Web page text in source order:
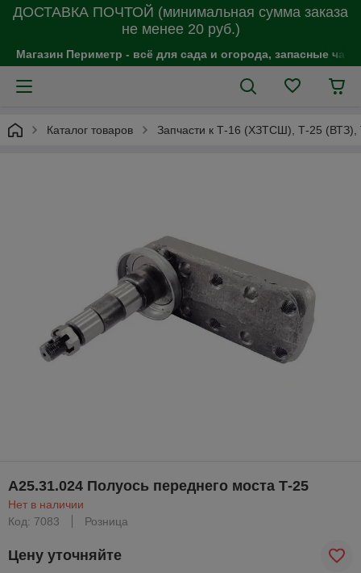
ДОСТАВКА ПОЧТОЙ (минимальная сумма заказа
не менее 20 руб.)
Магазин Периметр - всё для сада и огорода, запасные
Каталог товаров Запчасти к Т-16 (ХЗТСШ), Т-25
А25.31.024 Полуось переднего моста Т-25
Нет в наличии
Код: 7083
Розница
Цену уточняйте